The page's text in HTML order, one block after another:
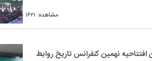
مشاهده: ۱۶۲۱
نهمین کنفرانس تاریخ روابط